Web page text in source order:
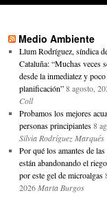
Medio Ambiente
Llum Rodríguez, síndica
Cataluña: “Muchas veces
desde la inmediatez y
planificación” 8 agosto,
Coll
Probamos los mejores
personas principiantes 8
Silvia Rodríguez Marqués
Por qué los amantes de las
están abandonando el
por este gel de microalgas
2026 Marta Burgos